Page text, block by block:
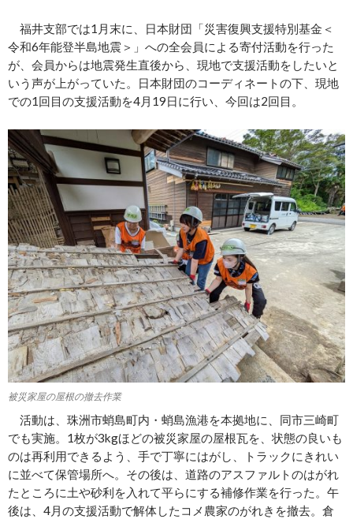
福井支部では1月末に、日本財団「災害復興支援特別基金＜
令和6年能登半島地震＞」への全会員による寄付活動を行った
が、会員からは地震発生直後から、現地で支援活動をしたいと
いう声が上がっていた。日本財団のコーディネートの下、現地
での1回目の支援活動を4月19日に行い、今回は2回目。
被災家屋の屋根の撤去作業
活動は、珠洲市蛸島町内・蛸島漁港を本拠地に、同市三崎町
でも実施。1枚が3kgほどの被災家屋の屋根瓦を、状態の良いも
のは再利用できるよう、手で丁寧にはがし、トラックにきれい
に並べて保管場所へ。その後は、道路のアスファルトのはがれ
たところに土や砂利を入れて平らにする補修作業を行った。午
後は、4月の支援活動で解体したコメ農家のがれきを撤去。倉